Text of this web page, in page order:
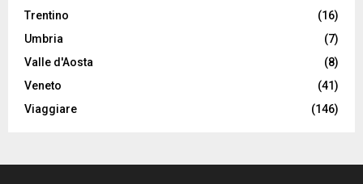
Trentino
(16)
Umbria
(7)
Valle d'Aosta
(8)
Veneto
(41)
Viaggiare
(146)